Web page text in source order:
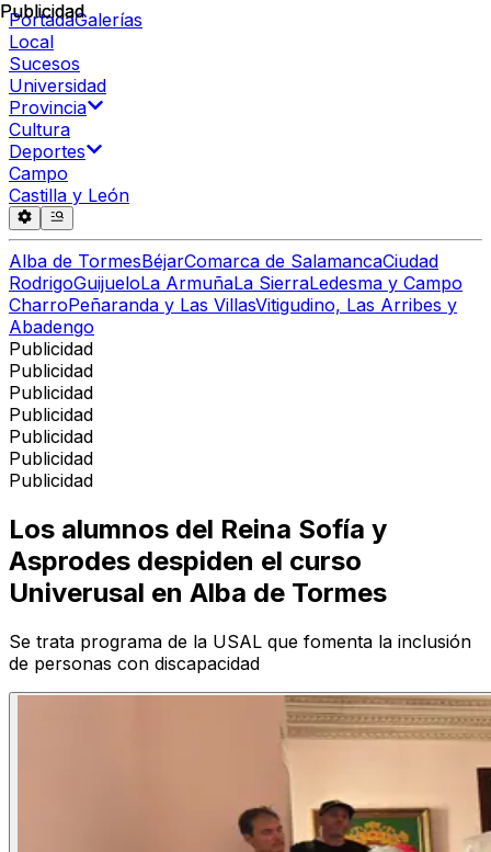
PortadaGalerías
Local
Sucesos
Universidad
Provincia
Cultura
Deportes
Campo
Castilla y León
Alba de TormesBéjarComarca de SalamancaCiudad
RodrigoGuijueloLa ArmuñaLa SierraLedesma y Campo
CharroPeñaranda y Las VillasVitigudino, Las Arribes y
Abadengo
Publicidad
Publicidad
Publicidad
Publicidad
Publicidad
Publicidad
Publicidad
Publicidad
Los alumnos del Reina Sofía y
Asprodes despiden el curso
Univerusal en Alba de Tormes
Se trata programa de la USAL que fomenta la inclusión
de personas con discapacidad
Publicidad